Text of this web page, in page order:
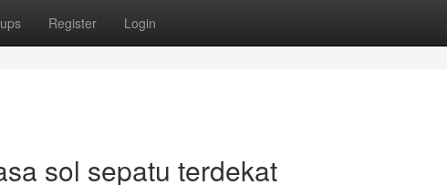
Register Login
sol sepatu terdekat